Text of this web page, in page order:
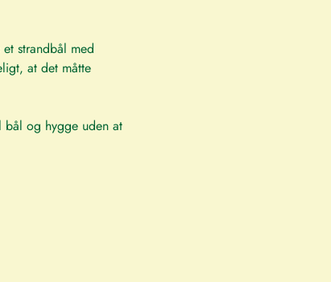
strandbål med
at det måtte
og hygge uden at